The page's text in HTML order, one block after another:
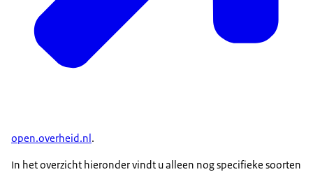
open.overheid.nl.
In het overzicht hieronder vindt u alleen nog specifieke soorten